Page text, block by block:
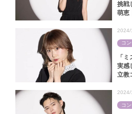
挑戦
萌恵
「
実感
立教
2024/
コ
2024/
コ